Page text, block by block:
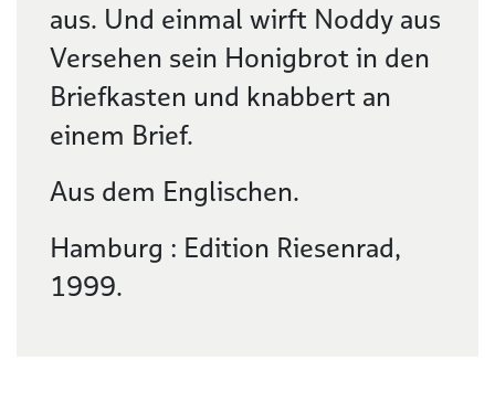
aus. Und einmal wirft Noddy aus
Versehen sein Honigbrot in den
Briefkasten und knabbert an
einem Brief.
Aus dem Englischen.
Hamburg : Edition Riesenrad,
1999.